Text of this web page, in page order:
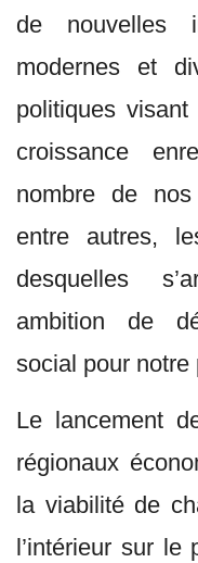
de nouvelles
modernes et
politiques
croissance
nombre de nos
entre autres,
desquelles
ambition de
social pour notre
Le lancement
régionaux
la viabilité de
l’intérieur sur le